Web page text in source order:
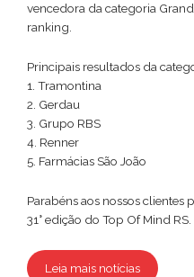
vencedora da categoria
ranking.
Principais resultados da
1. Tramontina
2. Gerdau
3. Grupo RBS
4. Renner
5. Farmácias São João
Parabéns aos nossos
31° edição do Top Of Mind RS.
Leia mais notícias